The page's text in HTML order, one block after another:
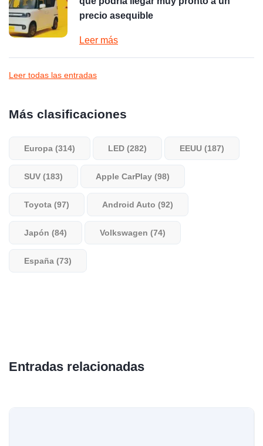
precio asequible
Leer más
Leer todas las entradas
Más clasificaciones
Europa (314) LED (282) EEUU (187)
SUV (183) Apple CarPlay (98)
Toyota (97) Android Auto (92)
Japón (84) Volkswagen (74)
España (73)
Entradas relacionadas